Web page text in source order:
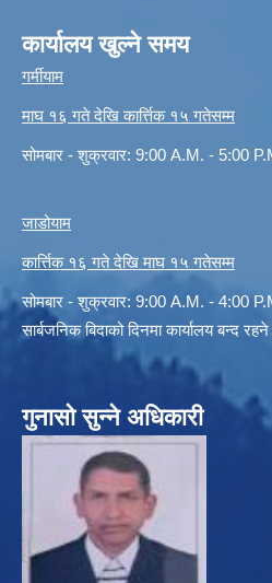
कार्यालय खुल्ने समय
गर्मीयाम
माघ १६ गते देखि कार्त्तिक १५ गतेसम्म
सोमबार - शुक्रवार: 9:00 A.M. - 5:00
जाडोयाम
कार्त्तिक १६ गते देखि माघ १५ गतेसम्म
सोमबार - शुक्रवार: 9:00 A.M. - 4:00
सार्बजनिक बिदाको दिनमा कार्यालय बन्द
गुनासो सुन्ने अधिकारी